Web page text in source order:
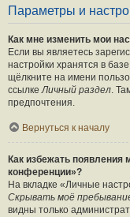
Параметры и
Как мне изменить мои
Если вы являетесь
настройки хранятся в
щёлкните на имени
ссылкеЛичный раздел.
предпочтения.
Вернуться к началу
Как избежать появления
конференции»?
На вкладке «Личные
Скрывать моё
видны только